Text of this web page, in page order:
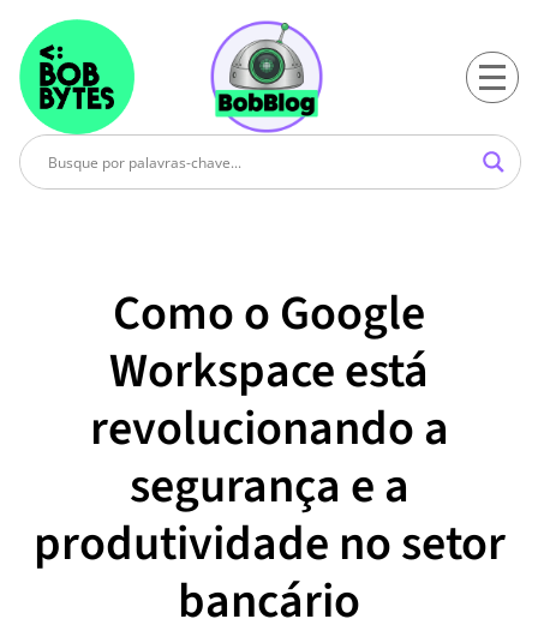
Como o Google
Workspace está
revolucionando a
segurança e a
produtividade no setor
bancário